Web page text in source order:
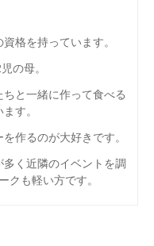
格を持っています。
の母。
と一緒に作って食べる
す。
作るのが大好きです。
く近隣のイベントを調
クも軽い方です。